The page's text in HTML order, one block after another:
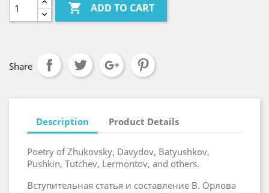
 ADD TO CART
Share
Description Product Details
Poetry of Zhukovsky, Davydov, Batyushkov,
Pushkin, Tutchev, Lermontov, and others.
Вступительная статья и составление В. Орлова